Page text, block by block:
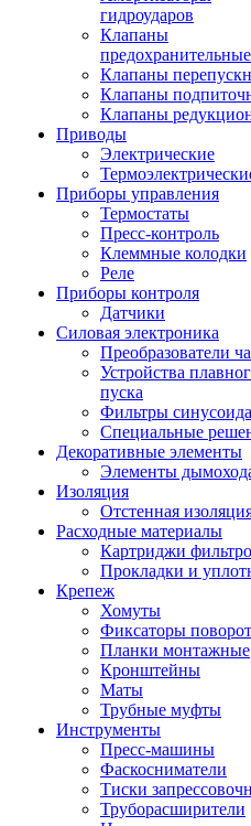
гидроударов
Клапаны
предохранительные
Клапаны
Клапаны
Клапаны
Приводы
Электрические
Приборы управления
Термостаты
Пресс-контроль
Клеммные колодки
Реле
Приборы контроля
Датчики
Силовая электроника
Преобразователи
Устройства
пуска
Фильтры
Специальные
Декоративные элементы
Элементы
Изоляция
Отстенная
Расходные материалы
Картриджи
Прокладки и
Крепеж
Хомуты
Фиксаторы
Планки монтажные
Кронштейны
Маты
Трубные муфты
Инструменты
Пресс-машины
Фаскосниматели
Тиски
Труборасширители